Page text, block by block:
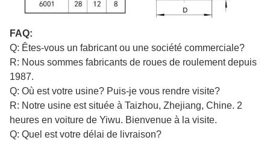
FAQ:
Q: Êtes-vous un fabricant ou une société commerciale?
R: Nous sommes fabricants de roues de roulement depuis
1987.
Q: Où est votre usine? Puis-je vous rendre visite?
R: Notre usine est située à Taizhou, Zhejiang, Chine. 2
heures en voiture de Yiwu. Bienvenue à la visite.
Q: Quel est votre délai de livraison?